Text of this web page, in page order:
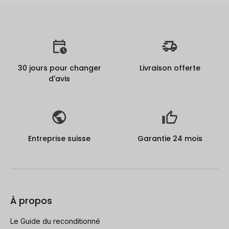
30 jours pour changer
d'avis
Livraison offerte
Entreprise suisse Garantie 24 mois
À propos
Le Guide du reconditionné